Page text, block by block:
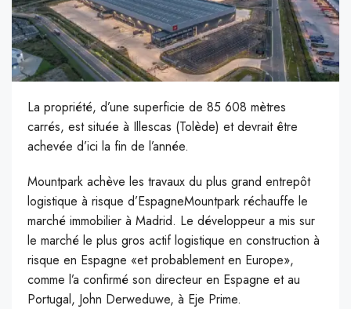
La propriété, d’une superficie de 85 608 mètres
carrés, est située à Illescas (Tolède) et devrait être
achevée d’ici la fin de l’année.
Mountpark achève les travaux du plus grand entrepôt
logistique à risque d’EspagneMountpark réchauffe le
marché immobilier à Madrid. Le développeur a mis sur
le marché le plus gros actif logistique en construction à
risque en Espagne «et probablement en Europe»,
comme l’a confirmé son directeur en Espagne et au
Portugal, John Derweduwe, à Eje Prime.